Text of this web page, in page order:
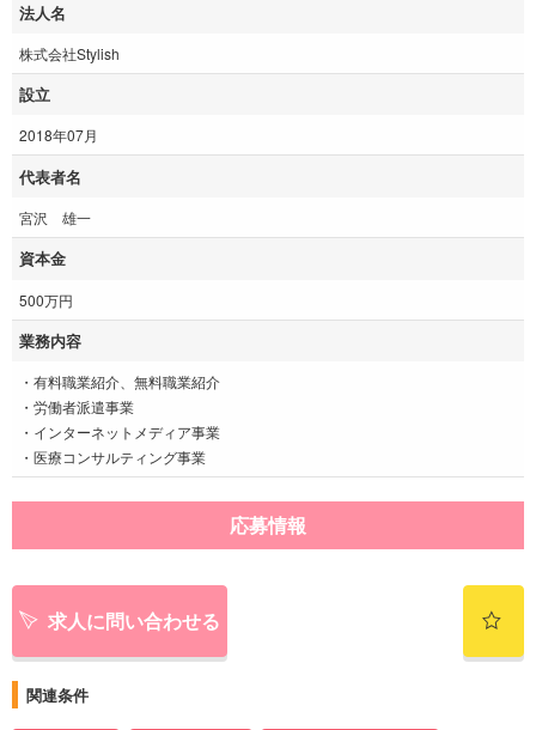
法人名
株式会社Stylish
設立
2018年07月
代表者名
宮沢 雄一
資本金
500万円
業務内容
・有料職業紹介、無料職業紹介
・労働者派遣事業
・インターネットメディア事業
・医療コンサルティング事業
応募情報
求人に問い合わせる
関連条件